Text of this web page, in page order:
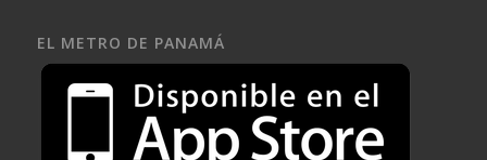
EL METRO DE PANAMÁ